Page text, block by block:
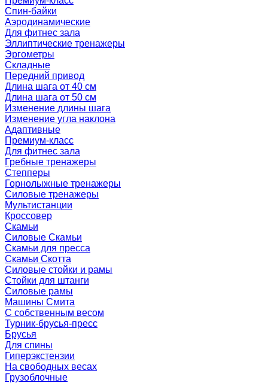
Спин-байки
Аэродинамические
Для фитнес зала
Эллиптические тренажеры
Эргометры
Складные
Передний привод
Длина шага от 40 см
Длина шага от 50 см
Изменение длины шага
Изменение угла наклона
Адаптивные
Премиум-класс
Для фитнес зала
Гребные тренажеры
Степперы
Горнолыжные тренажеры
Силовые тренажеры
Мультистанции
Кроссовер
Скамьи
Силовые Скамьи
Скамьи для пресса
Скамьи Скотта
Силовые стойки и рамы
Стойки для штанги
Силовые рамы
Машины Смита
C собственным весом
Турник-брусья-пресс
Брусья
Для спины
Гиперэкстензии
На свободных весах
Грузоблочные